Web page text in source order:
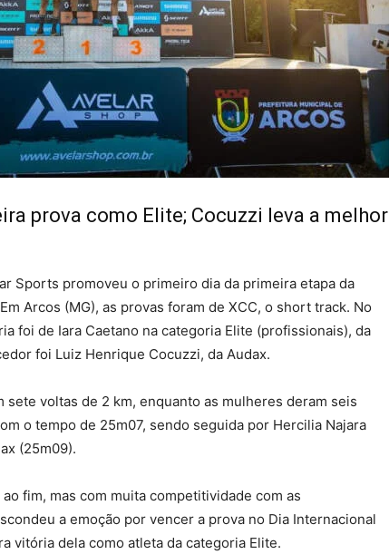
prova como Elite; Cocuzzi leva a melhor
Sports promoveu o primeiro dia da primeira etapa da
Arcos (MG), as provas foram de XCC, o short track. No
foi de Iara Caetano na categoria Elite (profissionais), da
foi Luiz Henrique Cocuzzi, da Audax.
sete voltas de 2 km, enquanto as mulheres deram seis
o tempo de 25m07, sendo seguida por Hercilia Najara
(25m09).
fim, mas com muita competitividade com as
a emoção por vencer a prova no Dia Internacional
vitória dela como atleta da categoria Elite.